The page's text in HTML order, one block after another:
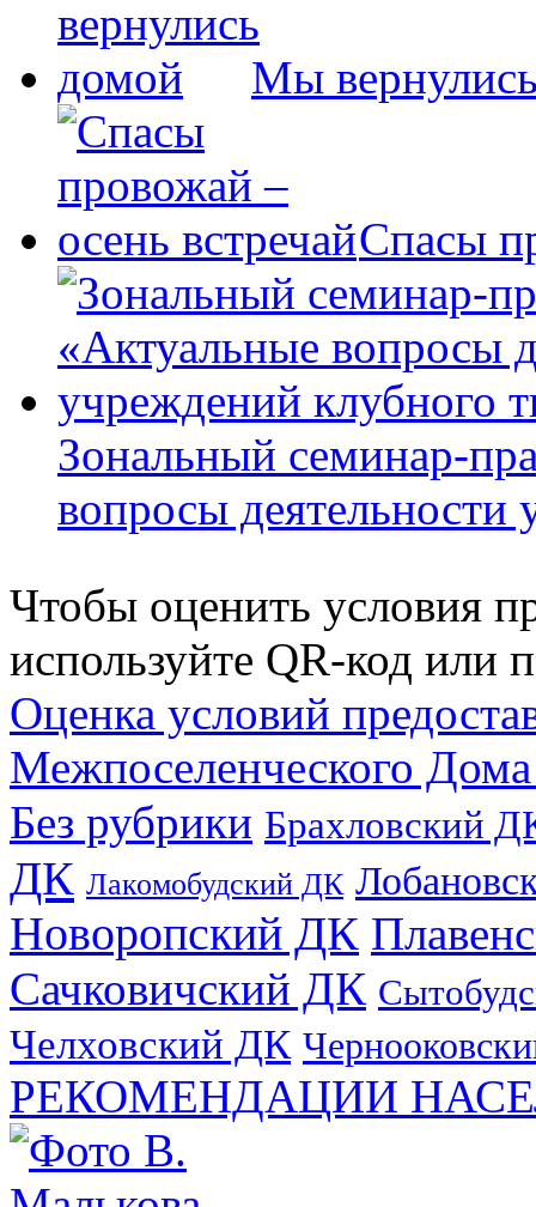
Мы
Спасы
Зональный семинар-
вопросы деятельности
Чтобы оценить условия
используйте QR-код или
Оценка условий
Межпоселенческого
Без рубрики Брахловский
ДК Лакомобудский ДК
Новоропский ДК
Сачковичский ДК
Челховский ДК
РЕКОМЕНДАЦИИ